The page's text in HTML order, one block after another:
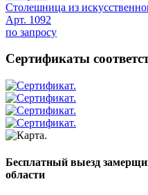
Столешница из
Арт. 1092
по запросу
Сертификаты
Бесплатный выезд
области